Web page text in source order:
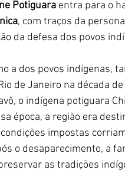
Potiguara entra para o
, com traços da
da defesa dos povos
a dos povos indígenas,
de Janeiro na década
o indígena potiguara
época, a região era
impostas
o desaparecimento, a
as tradições